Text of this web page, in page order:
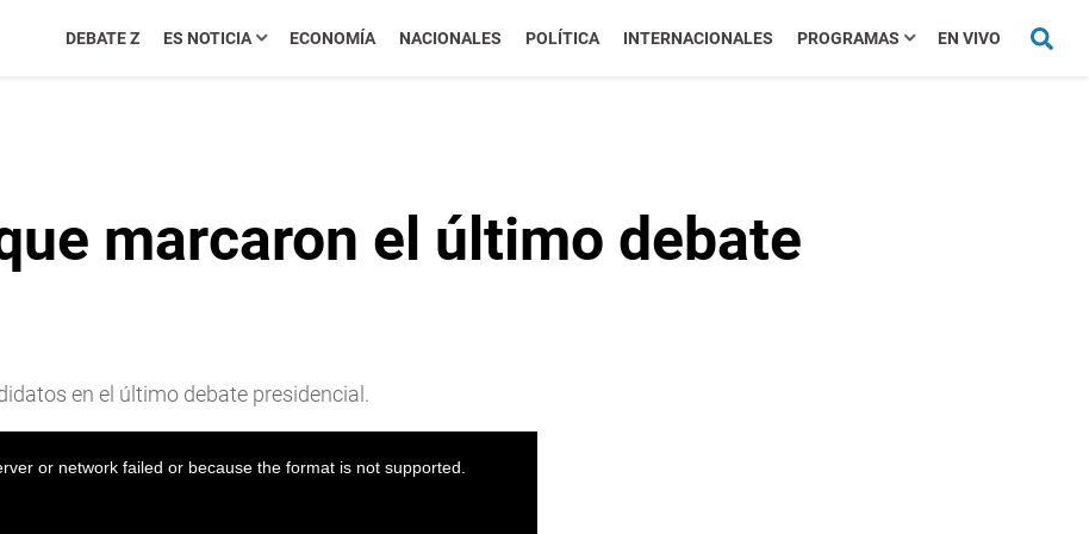
DEBATE Z ES NOTICIA ECONOMÍA NACIONALES POLÍTICA INTERNACIONALES PROGRAMAS EN VIVO
marcaron el último debate
en el último debate presidencial.
or network failed or because the format is not supported.